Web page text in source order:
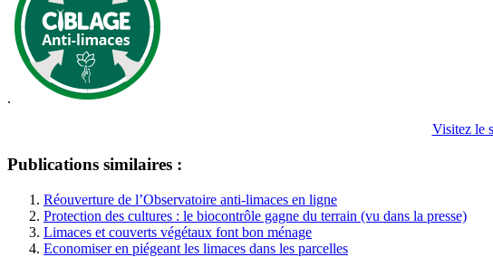
.
Visitez le
Publications similaires :
Réouverture de l’Observatoire anti-limaces en ligne
Protection des cultures : le biocontrôle gagne du terrain (vu dans la presse)
Limaces et couverts végétaux font bon ménage
Economiser en piégeant les limaces dans les parcelles